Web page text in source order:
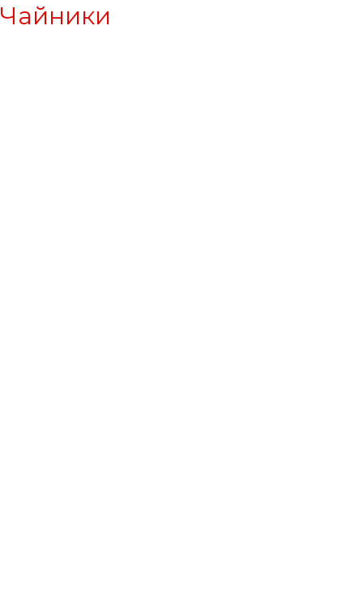
Чайники